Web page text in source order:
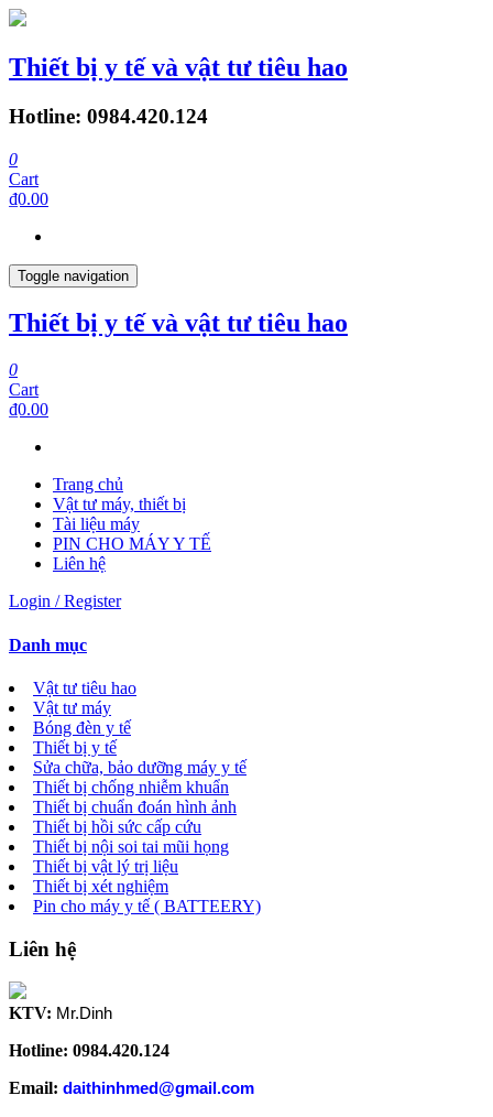
Thiết bị y tế và vật tư tiêu hao
Hotline: 0984.420.124
0
Cart
₫0.00
Toggle navigation
Thiết bị y tế và vật tư tiêu hao
0
Cart
₫0.00
Trang chủ
Vật tư máy, thiết bị
Tài liệu máy
PIN CHO MÁY Y TẾ
Liên hệ
Login / Register
Danh mục
Vật tư tiêu hao
Vật tư máy
Bóng đèn y tế
Thiết bị y tế
Sửa chữa, bảo dưỡng máy y tế
Thiết bị chống nhiễm khuẩn
Thiết bị chuẩn đoán hình ảnh
Thiết bị hồi sức cấp cứu
Thiết bị nội soi tai mũi họng
Thiết bị vật lý trị liệu
Thiết bị xét nghiệm
Pin cho máy y tế ( BATTEERY)
Liên hệ
KTV: Mr.Dinh
Hotline: 0984.420.124
Email: daithinhmed@gmail.com